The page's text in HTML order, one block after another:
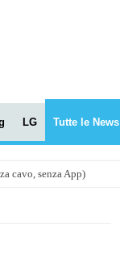
LG Tutte le News
cavo, senza App)